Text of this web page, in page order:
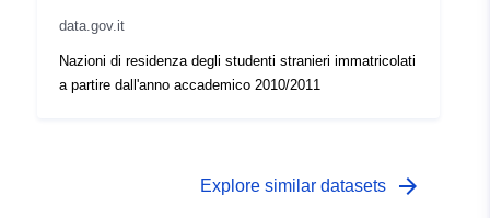
data.gov.it
Nazioni di residenza degli studenti stranieri immatricolati
a partire dall'anno accademico 2010/2011
Explore similar datasets arrow_forward